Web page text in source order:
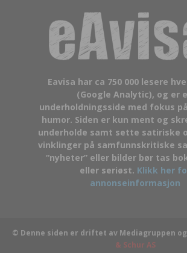
Eavisa har ca 750 000 lesere
(Google Analytic), og er
underholdningsside med fokus
humor. Siden er kun ment og
underholde samt sette satiriske
vinklinger på samfunnskritiske
“nyheter” eller bilder bør tas
eller seriøst. Klikk her
annonseinformasjon
© Denne siden er driftet av Mediagruppen
& Schur AS